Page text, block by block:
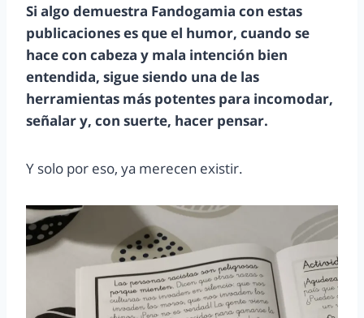
Si algo demuestra Fandogamia con estas
publicaciones es que el humor, cuando se
hace con cabeza y mala intención bien
entendida, sigue siendo una de las
herramientas más potentes para incomodar,
señalar y, con suerte, hacer pensar.
Y solo por eso, ya merecen existir.